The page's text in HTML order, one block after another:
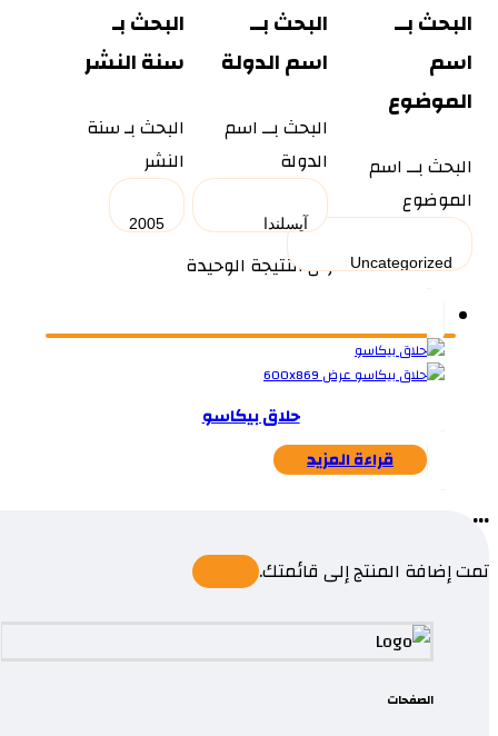
البحث بــ
اسم
الموضوع
البحث بــ اسم
الموضوع
البحث بــ
اسم الدولة
البحث بــ اسم
الدولة
البحث بـ
سنة النشر
البحث بـ سنة
النشر
عرض النتيجة الوحيدة
حلاق بيكاسو
قراءة المزيد
...
تمت إضافة المنتج إلى قائمتك.
الصفحات